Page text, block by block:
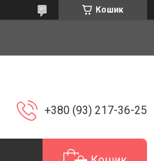
Кошик
+380 (93) 217-36-25